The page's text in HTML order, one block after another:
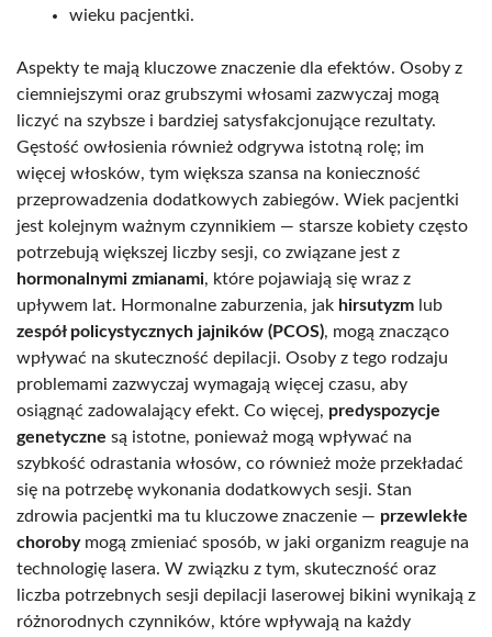
wieku pacjentki.
Aspekty te mają kluczowe znaczenie dla efektów. Osoby z
ciemniejszymi oraz grubszymi włosami zazwyczaj mogą
liczyć na szybsze i bardziej satysfakcjonujące rezultaty.
Gęstość owłosienia również odgrywa istotną rolę; im
więcej włosków, tym większa szansa na konieczność
przeprowadzenia dodatkowych zabiegów. Wiek pacjentki
jest kolejnym ważnym czynnikiem — starsze kobiety często
potrzebują większej liczby sesji, co związane jest z
hormonalnymi zmianami, które pojawiają się wraz z
upływem lat. Hormonalne zaburzenia, jak hirsutyzm lub
zespół policystycznych jajników (PCOS), mogą znacząco
wpływać na skuteczność depilacji. Osoby z tego rodzaju
problemami zazwyczaj wymagają więcej czasu, aby
osiągnąć zadowalający efekt. Co więcej, predyspozycje
genetyczne są istotne, ponieważ mogą wpływać na
szybkość odrastania włosów, co również może przekładać
się na potrzebę wykonania dodatkowych sesji. Stan
zdrowia pacjentki ma tu kluczowe znaczenie — przewlekłe
chorobymogą zmieniać sposób, w jaki organizm reaguje na
technologię lasera. W związku z tym, skuteczność oraz
liczba potrzebnych sesji depilacji laserowej bikini wynikają z
różnorodnych czynników, które wpływają na każdy